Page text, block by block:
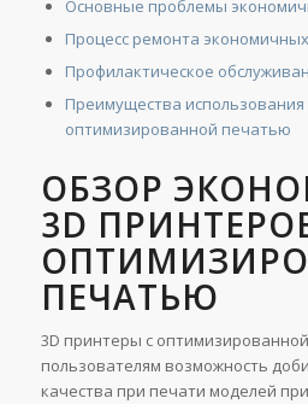
Основные проблемы
Процесс ремонта
Профилактическое
Преимущества
оптимизированной печатью
ОБЗОР
3D
ПЕЧАТЬЮ
3D принтеры с
пользователям возможность
качества при печати моделей